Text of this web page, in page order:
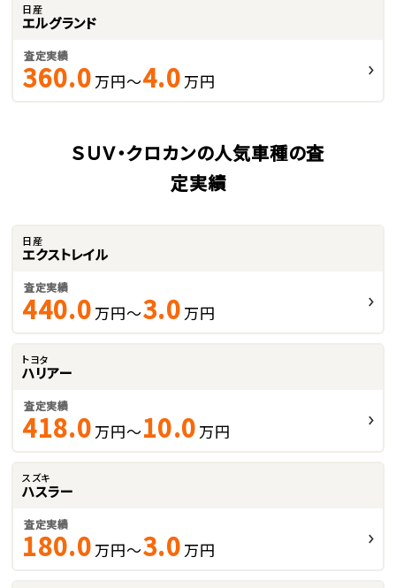
日産
エルグランド
査定実績
360.0 万円～4.0 万円
ＳＵＶ・クロカンの人気車種の査
定実績
日産
エクストレイル
査定実績
440.0 万円～3.0 万円
トヨタ
ハリアー
査定実績
418.0 万円～10.0 万円
スズキ
ハスラー
査定実績
180.0 万円～3.0 万円